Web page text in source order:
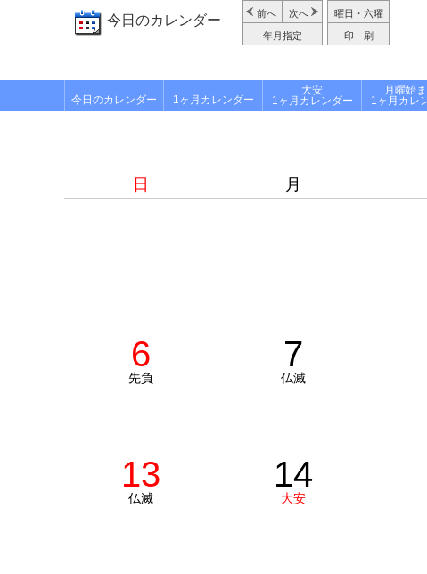
今日のカレンダー 前へ 次へ
年月指定
曜日・六曜
印 刷
今日のカレンダー 1ヶ月カレンダー
大安
1ヶ月カレンダー
月曜始
1ヶ月カレ
日 月
6
先負
7
仏滅
13
仏滅
14
大安